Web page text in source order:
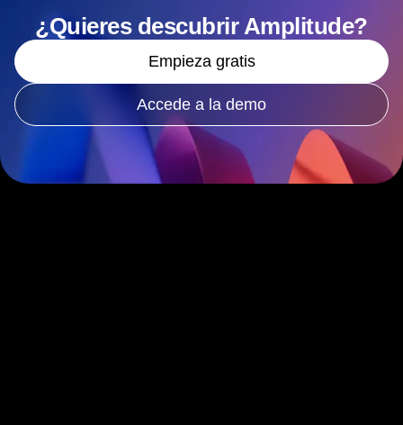
¿Quieres descubrir Amplitude?
Empieza gratis
Accede a la demo